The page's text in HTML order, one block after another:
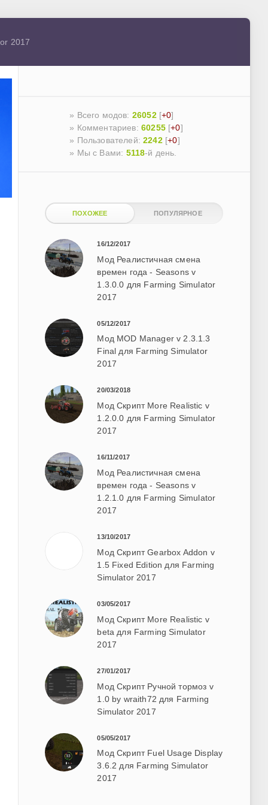
2017
» Всего модов: 26052[+0]
» Комментариев: 60255[+0]
» Пользователей:2242[+0]
» Мы с Вами: 5118-й день.
ПОХОЖЕЕ ПОПУЛЯРНОЕ
16/12/2017
Мод Реалистичная смена
времен года - Seasons v
1.3.0.0 для Farming Simulator
2017
05/12/2017
Мод MOD Manager v 2.3.1.3
Final для Farming Simulator
2017
20/03/2018
Мод Скрипт More Realistic v
1.2.0.0 для Farming Simulator
2017
16/11/2017
Мод Реалистичная смена
времен года - Seasons v
1.2.1.0 для Farming Simulator
2017
13/10/2017
Мод Скрипт Gearbox Addon v
1.5 Fixed Edition для Farming
Simulator 2017
03/05/2017
Мод Скрипт More Realistic v
beta для Farming Simulator
2017
27/01/2017
Мод Скрипт Ручной тормоз v
1.0 by wraith72 для Farming
Simulator 2017
05/05/2017
Мод Скрипт Fuel Usage Display
3.6.2 для Farming Simulator
2017